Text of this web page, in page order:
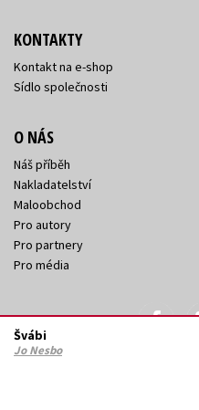
Švábi
Jo Nesbo
KONTAKTY
Kontakt na e-shop
Sídlo společnosti
O NÁS
Náš příběh
Nakladatelství
Maloobchod
Pro autory
Pro partnery
Pro média